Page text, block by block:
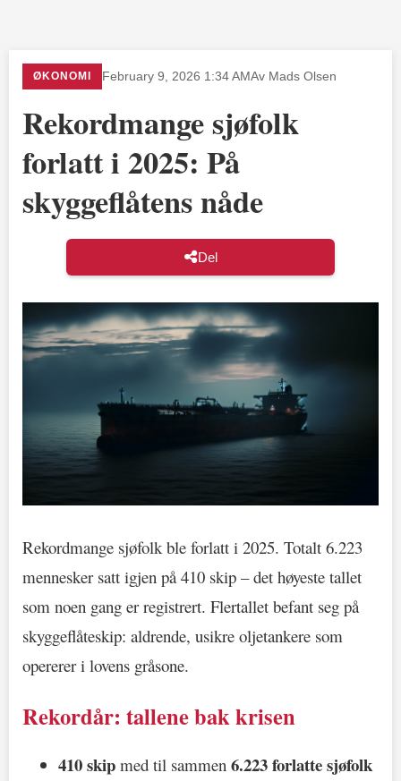
ØKONOMI February 9, 2026 1:34 AMAv Mads Olsen
Rekordmange sjøfolk
forlatt i 2025: På
skyggeflåtens nåde
Del
Rekordmange sjøfolk ble forlatt i 2025. Totalt 6.223
mennesker satt igjen på 410 skip – det høyeste tallet
som noen gang er registrert. Flertallet befant seg på
skyggeflåteskip: aldrende, usikre oljetankere som
opererer i lovens gråsone.
Rekordår: tallene bak krisen
410 skip med til sammen 6.223 forlatte sjøfolk